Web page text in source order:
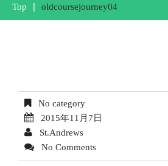
Top oldcoursejourney04
No category
2015年11月7日
St.Andrews
No Comments